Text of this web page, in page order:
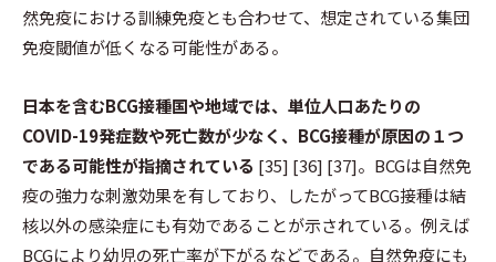
然免疫における訓練免疫とも合わせて、想定されている集団
免疫閾値が低くなる可能性がある。
日本を含むBCG接種国や地域では、単位人口あたりの
COVID-19発症数や死亡数が少なく、BCG接種が原因の１つ
である可能性が指摘されている [35] [36] [37]。BCGは自然免
疫の強力な刺激効果を有しており、したがってBCG接種は結
核以外の感染症にも有効であることが示されている。例えば
BCGにより幼児の死亡率が下がるなどである。自然免疫にも